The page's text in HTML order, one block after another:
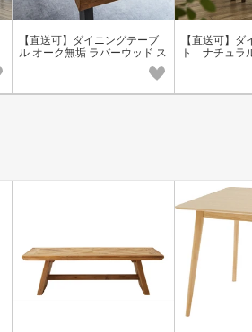
【直送可】ダイニングテーブ
ル オーク無垢 ラバーウッド ス
【直送可】
ト ナチュラ